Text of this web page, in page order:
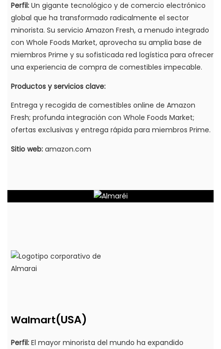
Perfil:Un gigante tecnológico y de comercio electrónico
global que ha transformado radicalmente el sector
minorista. Su servicio Amazon Fresh, a menudo integrado
con Whole Foods Market, aprovecha su amplia base de
miembros Prime y su sofisticada red logística para ofrecer
una experiencia de compra de comestibles impecable.
Productos y servicios clave:
Entrega y recogida de comestibles online de Amazon
Fresh; profunda integración con Whole Foods Market;
ofertas exclusivas y entrega rápida para miembros Prime.
Sitio web: amazon.com
Walmart(USA)
Perfil:El mayor minorista del mundo ha expandido